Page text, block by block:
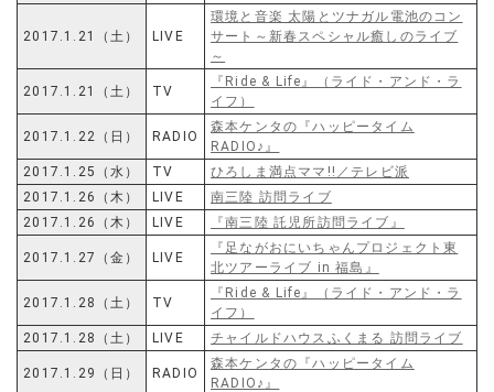
2017.1.21（土） LIVE
環境と音楽 太陽とツナガル電池のコン
サート～新春スペシャル癒しのライブ
～
2017.1.21（土） TV
『Ride & Life』（ライド・アンド・ラ
イフ）
2017.1.22（日） RADIO
森本ケンタの『ハッピータイム
RADIO♪』
2017.1.25（水）
TV
ひろしま満点ママ!!／テレビ派
2017.1.26（木）
LIVE
南三陸 訪問ライブ
2017.1.26（木）
LIVE 『南三陸 託児所訪問ライブ』
2017.1.27（金） LIVE
『足ながおにいちゃんプロジェクト東
北ツアーライブ in 福島』
2017.1.28（土） TV
『Ride & Life』（ライド・アンド・ラ
イフ）
2017.1.28（土）
LIVE チャイルドハウスふくまる 訪問ライブ
2017.1.29（日） RADIO
森本ケンタの『ハッピータイム
RADIO♪』